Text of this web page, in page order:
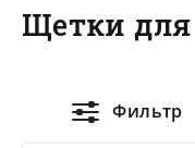
Щетки
Фильтр